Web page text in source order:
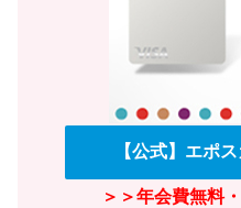
【公式】エポ
＞＞年会費無料